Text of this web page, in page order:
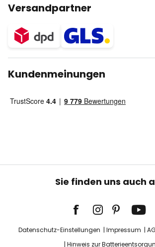
Versandpartner
Kundenmeinungen
Sie finden uns auch
Datenschutz-Einstellungen Impressum
Hinweis zur